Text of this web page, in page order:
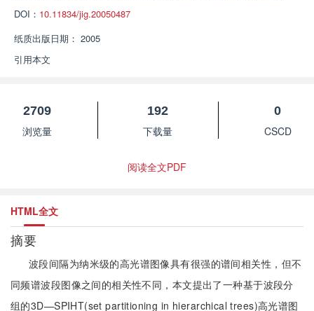
DOI： 10.11834/jig.20050487
纸质出版日期： 2005
引用本文
2709
浏览量
192
下载量
0
CSCD
阅读全文PDF
HTML全文
摘要
波段间隔为纳米级的高光谱图像具有很强的谱间相关性，但不
同频谱波段图像之间的相关性不同，本文提出了一种基于波段分
组的3D—SPIHT(set partitioning in hierarchical trees)高光谱图